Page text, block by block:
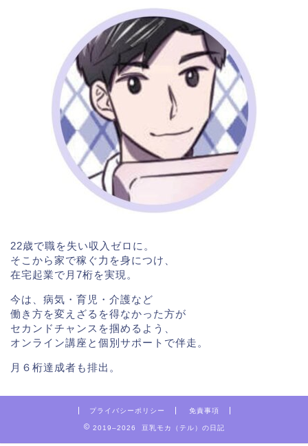
22歳で職を失い収入ゼロに。
そこから家で稼ぐ力を身につけ、
在宅起業で月7桁を実現。
今は、病気・育児・介護など
働き方を変えざるを得なかった方が
セカンドチャンスを掴めるよう、
オンライン講座と個別サポートで伴走。
月６桁達成者も排出。
プライバシーポリシー 免責事項
2019–2026 豆乳モカ（テル）の日記